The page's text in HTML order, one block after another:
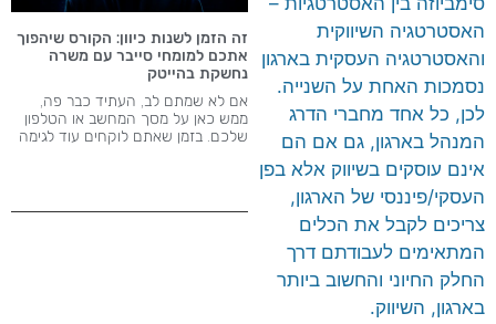
האסטרטגיה השיווקית
והאסטרטגיה העסקית בארגון
נסמכות האחת על השנייה.
לכן, כל אחד מחברי הדרג
המנהל בארגון, גם אם הם
אינם עוסקים בשיווק אלא בפן
העסקי/פיננסי של הארגון,
צריכים לקבל את הכלים
המתאימים לעבודתם דרך
החלק החיוני והחשוב ביותר
בארגון, השיווק.
זה הזמן לשנות כיוון: הקורס שיהפוך
אתכם למומחי סייבר עם משרה
נחשקת בהייטק
אם לא שמתם לב, העתיד כבר פה,
ממש כאן על מסך המחשב או הטלפון
שלכם. בזמן שאתם לוקחים עוד לגימה